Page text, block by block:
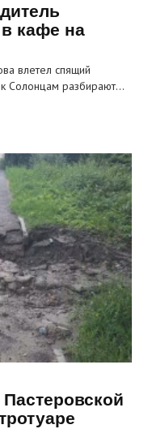
кафе на
влетел спящий
Солонцам разбирают…